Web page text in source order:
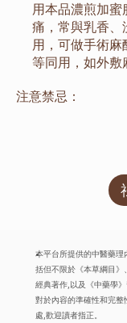
用本品濃煎加
痛，常與乳香、
用，可做手術
等同用，如外敷
注意禁忌：
本平台所提供的中醫藥
括但不限於《本草綱目
經典著作,以及《中藥學
對於內容的準確性和完
處,歡迎讀者指正。